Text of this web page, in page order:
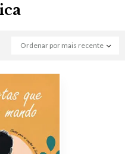
Ordenar por mais recente